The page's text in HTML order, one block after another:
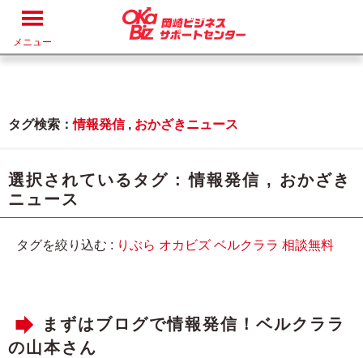
メニュー
タグ検索：情報発信, おかざきニュース
選択されているタグ :情報発信 , おかざき
ニュース
タグを絞り込む : りぶら オカビズ ベルクララ 相談無料
まずはブログで情報発信！ベルクララ
の山本さん